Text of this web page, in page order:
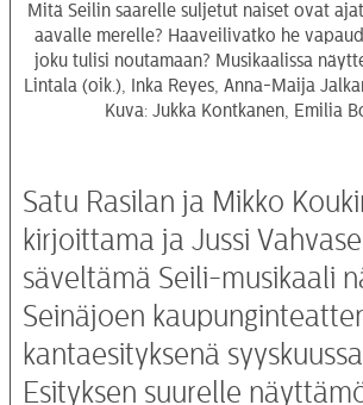
Mitä Seilin saarelle suljetut naiset ovat
aavalle merelle? Haaveilivatko he
joku tulisi noutamaan? Musikaalissa
Lintala (oik.), Inka Reyes, Anna-Maija
Kuva: Jukka Kontkanen, Emilia
Satu Rasilan ja Mikko
kirjoittama ja Jussi
säveltämä Seili-musikaali
Seinäjoen
kantaesityksenä
Esityksen suurelle